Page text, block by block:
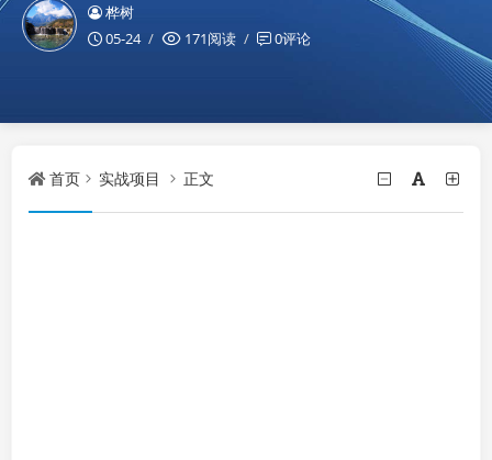
桦树
05-24
171阅读 0评论
首页 实战项目 正文